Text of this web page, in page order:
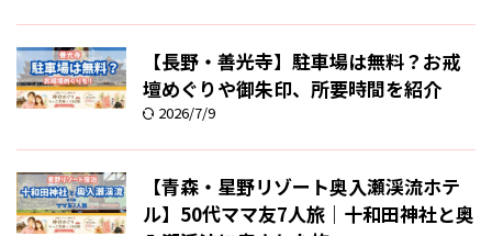
【長野・善光寺】駐車場は無料？お戒
壇めぐりや御朱印、所要時間を紹介
2026/7/9
【青森・星野リゾート奥入瀬渓流ホテ
ル】50代ママ友7人旅｜十和田神社と奥